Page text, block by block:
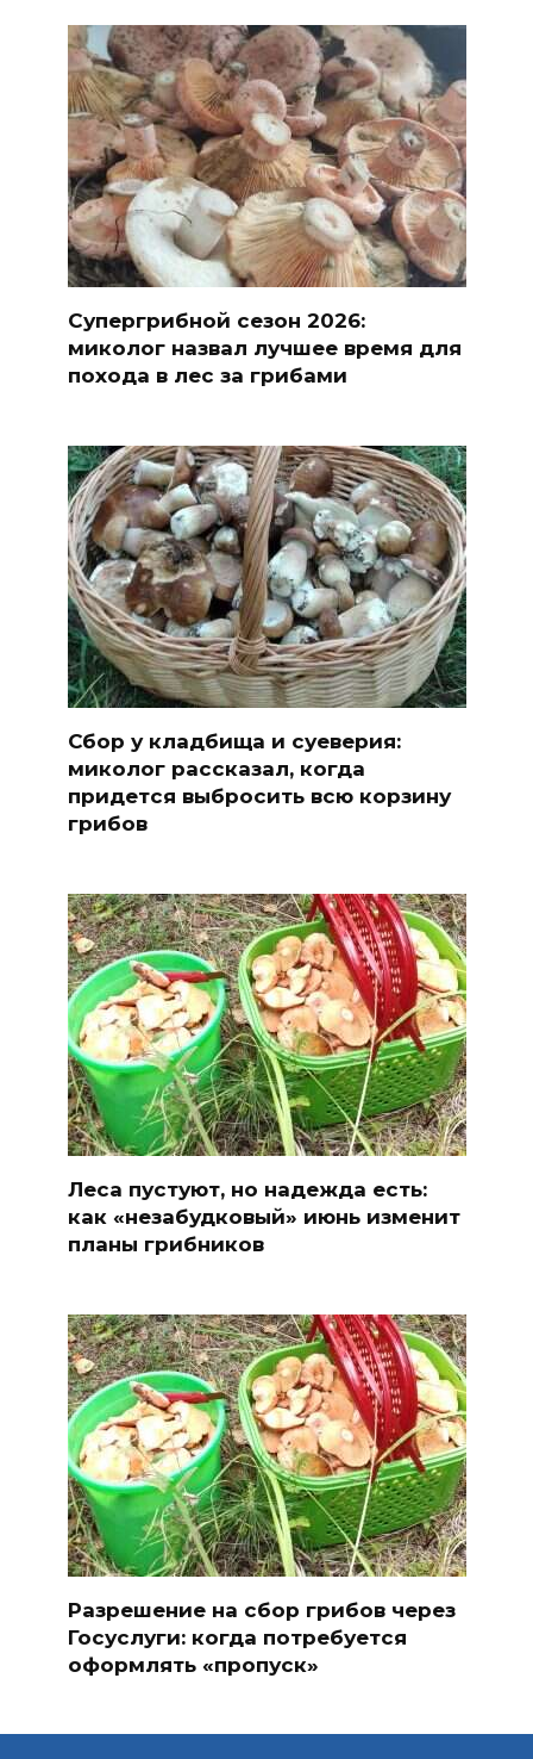
Супергрибной сезон 2026:
миколог назвал лучшее время для
похода в лес за грибами
Сбор у кладбища и суеверия:
миколог рассказал, когда
придется выбросить всю корзину
грибов
Леса пустуют, но надежда есть:
как «незабудковый» июнь изменит
планы грибников
Разрешение на сбор грибов через
Госуслуги: когда потребуется
оформлять «пропуск»